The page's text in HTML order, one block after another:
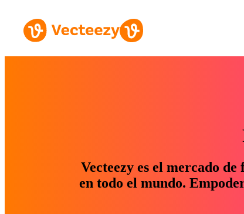
Vecteezy es el mercado
en todo el mundo.